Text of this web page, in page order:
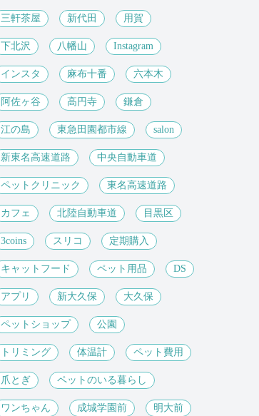
三軒茶屋 新代田 用賀
下北沢 八幡山 Instagram
インスタ 麻布十番 六本木
阿佐ヶ谷 高円寺 鎌倉
江の島 東急田園都市線 salon
新東名高速道路 中央自動車道
ペットクリニック 東名高速道路
カフェ 北陸自動車道 目黒区
3coins スリコ 定期購入
キャットフード ペット用品 DS
アプリ 新大久保 大久保
ペットショップ 公園
トリミング 体温計 ペット費用
爪とぎ ペットのいる暮らし
ワンちゃん 成城学園前 明大前